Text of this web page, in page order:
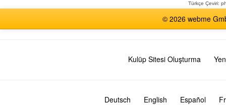
Türkçe Çeviri:
© 2026 webme
Kulüp Sitesi Oluşturma
Deutsch English Español